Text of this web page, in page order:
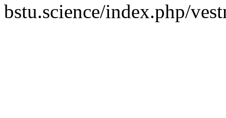
bstu.science/index.php/